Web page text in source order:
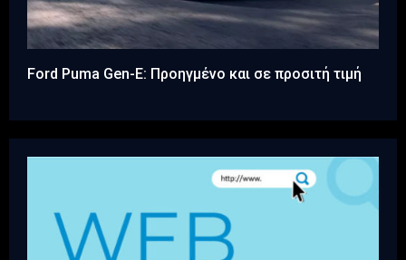
Ford Puma Gen-E: Προηγμένο και σε προσιτή τιμή